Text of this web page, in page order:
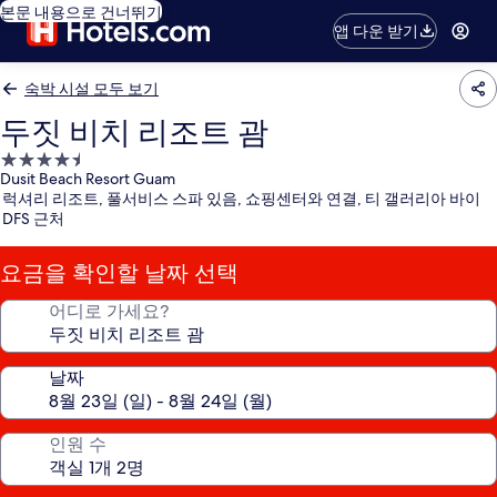
본문 내용으로 건너뛰기
앱 다운 받기
숙박 시설 모두 보기
두짓 비치 리조트 괌
4.5
성
급
시
설
Dusit Beach Resort Guam
럭셔리 리조트, 풀서비스 스파 있음, 쇼핑센터와 연결, 티 갤러리아 바이
DFS 근처
요금을 확인할 날짜 선택
어디로 가세요?
날짜
인원 수